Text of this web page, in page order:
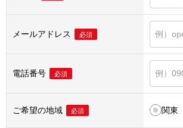
メールアドレス 必須
電話番号 必須
ご希望の地域 必須 関東